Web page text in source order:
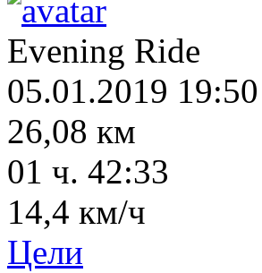
Evening Ride
05.01.2019 19:50
26,08 км
01 ч. 42:33
14,4 км/ч
Цели